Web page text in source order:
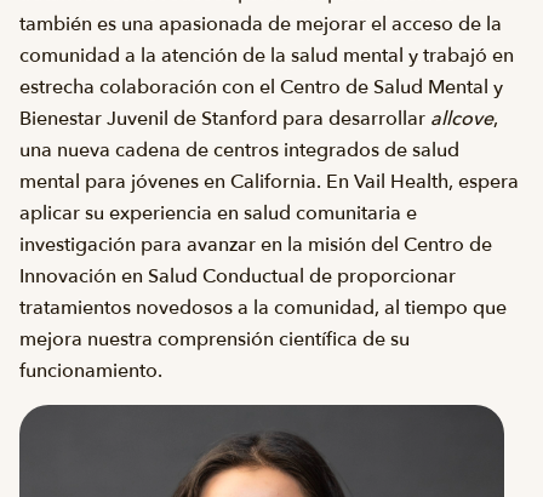
también es una apasionada de mejorar el acceso de la
comunidad a la atención de la salud mental y trabajó en
estrecha colaboración con el Centro de Salud Mental y
Bienestar Juvenil de Stanford para desarrollar allcove,
una nueva cadena de centros integrados de salud
mental para jóvenes en California. En Vail Health, espera
aplicar su experiencia en salud comunitaria e
investigación para avanzar en la misión del Centro de
Innovación en Salud Conductual de proporcionar
tratamientos novedosos a la comunidad, al tiempo que
mejora nuestra comprensión científica de su
funcionamiento.